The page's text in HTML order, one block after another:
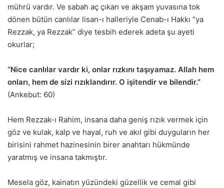
mührü vardır. Ve sabah aç çıkan ve akşam yuvasına tok
dönen bütün canlılar lisan-ı halleriyle Cenab-ı Hakkı “ya
Rezzak, ya Rezzak” diye tesbih ederek adeta şu ayeti
okurlar;
“Nice canlılar vardır ki, onlar rızkını taşıyamaz. Allah hem
onları, hem de sizi rızıklandırır. O işitendir ve bilendir.”
(Ankebut: 60)
Hem Rezzak-ı Rahim, insana daha geniş rızık vermek için
göz ve kulak, kalp ve hayal, ruh ve akıl gibi duyguların her
birisini rahmet hazinesinin birer anahtarı hükmünde
yaratmış ve insana takmıştır.
Mesela göz, kainatın yüzündeki güzellik ve cemal gibi